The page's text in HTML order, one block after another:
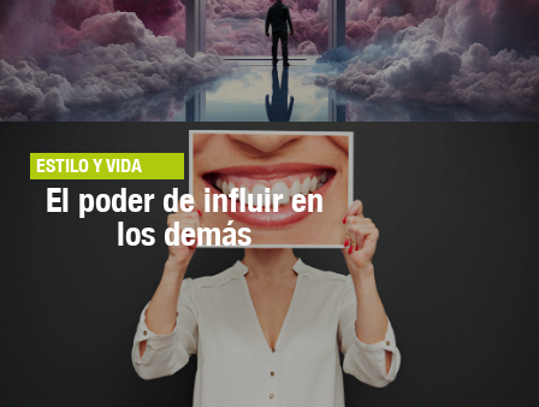
ESTILO Y VIDA
El poder de influir en
los demás